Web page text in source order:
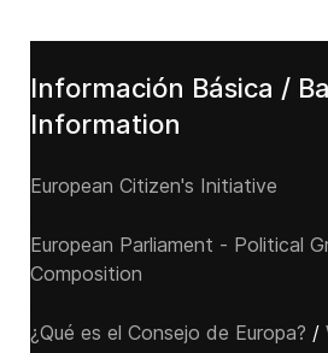
Información Básica /
Information
European Citizen's Initiative
European Parliament - Political
Composition
¿Qué es el Consejo de Europa? /